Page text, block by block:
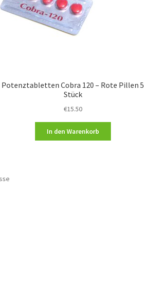
Potenztabletten Cobra 120 – Rote Pillen 5
Stück
€15.50
In den Warenkorb